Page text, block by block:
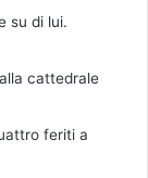
su di lui.
cattedrale
feriti a